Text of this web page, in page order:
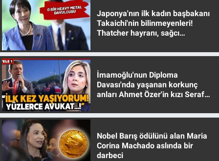
Japonya'nın ilk kadın başbakanı
Takaichi'nin bilinmeyenleri!
Thatcher hayranı, sağcı
İmamoğlu'nun Diploma
Davası'nda yaşanan korkunç
anları Ahmet Özer'in kızı Seraf
Nobel Barış ödülünü alan Maria
Corina Machado aslında bir
darbeci